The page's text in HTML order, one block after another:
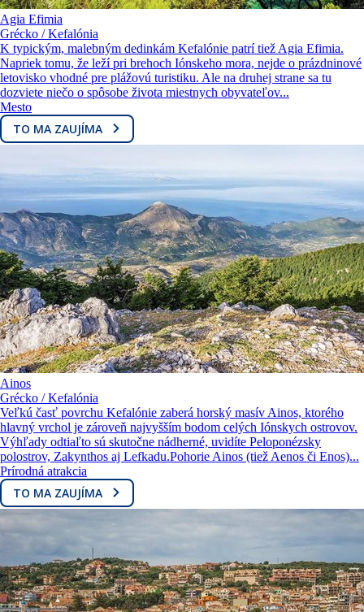
Agia Efimia
Grécko / Kefalónia
K typickým, malebným dedinkám Kefalónie patrí tiež Agia Efimia.
Napriek tomu, že leží pri brehoch Iónskeho mora, nejde o prázdninové
letovisko vhodné pre plážovú turistiku. Ale na druhej strane sa tu
dozviete niečo o spôsobe života miestnych obyvateľov...
Mesto
TO MA ZAUJÍMA
Ainos
Grécko / Kefalónia
Veľkú časť povrchu Kefalónie zaberá horský masív Ainos, ktorého
hlavný vrchol je zároveň najvyšším bodom celých Iónskych ostrovov.
Výhľady odtiaľto sú skutočne nádherné, uvidíte Peloponézsky
polostrov, Zakynthos aj Lefkadu.Pohorie Ainos (tiež Aenos či Enos)...
Prírodná atrakcia
TO MA ZAUJÍMA